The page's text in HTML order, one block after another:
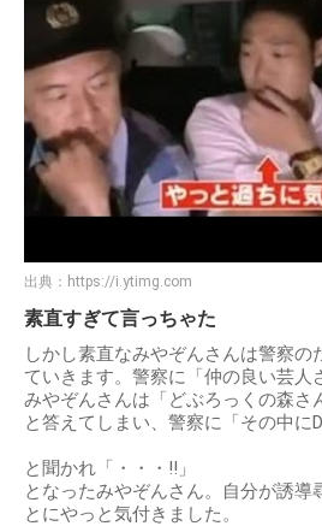
出典： https://i.ytimg.com
素直すぎて言っちゃた
しかし素直なみやぞんさんは警察の
ていきます。警察に「仲の良い芸人
みやぞんさんは「どぶろっくの森さ
と答えてしまい、警察に「その中に
と聞かれ「・・・!!」
となったみやぞんさん。自分が誘導
とにやっと気付きました。